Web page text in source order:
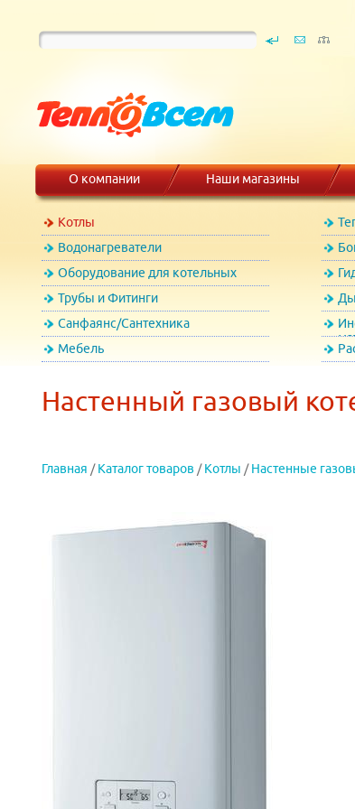
О компании Наши магазины
Котлы
Водонагреватели
Оборудование для котельных
Трубы и Фитинги
Санфаянс/Сантехника
Мебель
Настенный газовый
Главная / Каталог товаров / Котлы / Настенные